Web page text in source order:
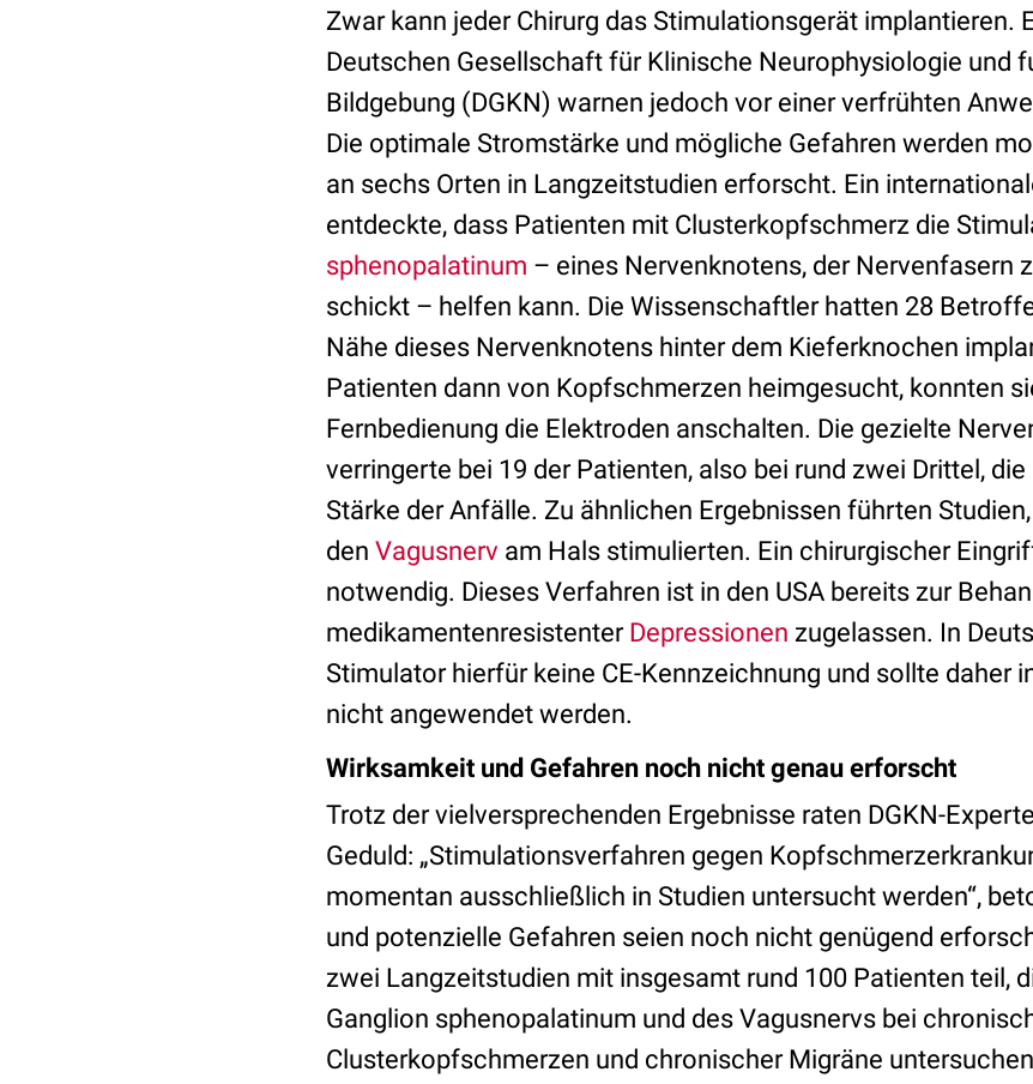
Zwar kann jeder Chirurg das Stimulationsgerät implantieren.
Deutschen Gesellschaft für Klinische Neurophysiologie und
Bildgebung (DGKN) warnen jedoch vor einer verfrühten
Die optimale Stromstärke und mögliche Gefahren werden
an sechs Orten in Langzeitstudien erforscht. Ein
entdeckte, dass Patienten mit Clusterkopfschmerz die
sphenopalatinum – eines Nervenknotens, der Nervenfasern
schickt – helfen kann. Die Wissenschaftler hatten 28
Nähe dieses Nervenknotens hinter dem Kieferknochen
Patienten dann von Kopfschmerzen heimgesucht, konnten
Fernbedienung die Elektroden anschalten. Die gezielte
verringerte bei 19 der Patienten, also bei rund zwei Drittel,
Stärke der Anfälle. Zu ähnlichen Ergebnissen führten
den Vagusnerv am Hals stimulierten. Ein chirurgischer
notwendig. Dieses Verfahren ist in den USA bereits zur
medikamentenresistenter Depressionen zugelassen. In
Stimulator hierfür keine CE-Kennzeichnung und sollte daher
nicht angewendet werden.
Wirksamkeit und Gefahren noch nicht genau erforscht
Trotz der vielversprechenden Ergebnisse raten DGKN-
Geduld: „Stimulationsverfahren gegen
momentan ausschließlich in Studien untersucht werden“,
und potenzielle Gefahren seien noch nicht genügend
zwei Langzeitstudien mit insgesamt rund 100 Patienten teil,
Ganglion sphenopalatinum und des Vagusnervs bei
Clusterkopfschmerzen und chronischer Migräne